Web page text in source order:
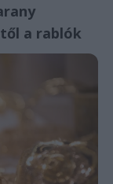
a rablók